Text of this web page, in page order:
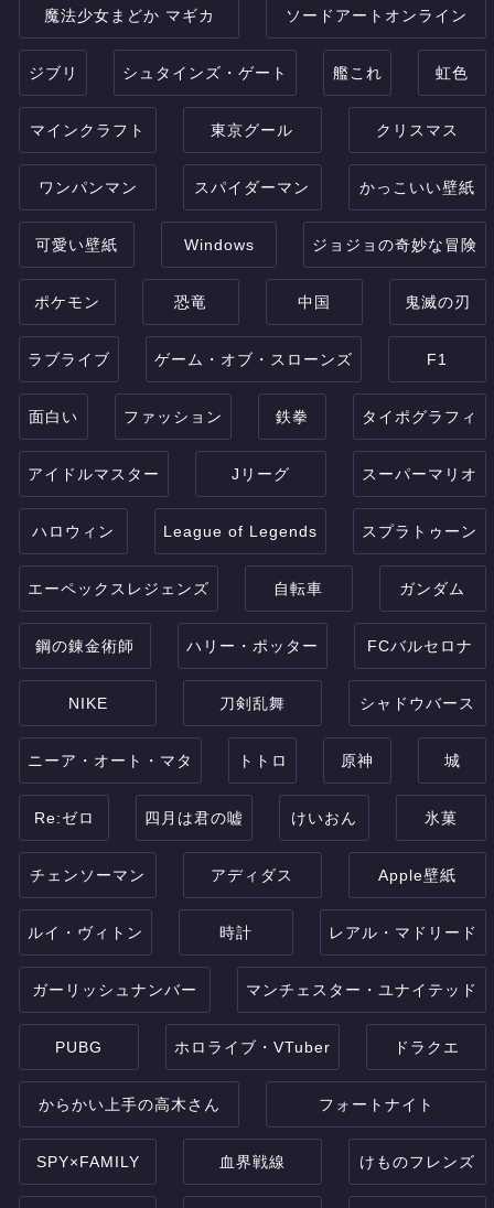
魔法少女まどか マギカ ソードアートオンライン
ジブリ シュタインズ・ゲート 艦これ 虹色
マインクラフト 東京グール クリスマス
ワンパンマン スパイダーマン かっこいい壁紙
可愛い壁紙 Windows ジョジョの奇妙な冒険
ポケモン 恐竜 中国 鬼滅の刃
ラブライブ ゲーム・オブ・スローンズ F1
面白い ファッション 鉄拳 タイポグラフィ
アイドルマスター Jリーグ スーパーマリオ
ハロウィン League of Legends スプラトゥーン
エーペックスレジェンズ 自転車 ガンダム
鋼の錬金術師 ハリー・ポッター FCバルセロナ
NIKE 刀剣乱舞 シャドウバース
ニーア・オート・マタ トトロ 原神 城
Re:ゼロ 四月は君の嘘 けいおん 氷菓
チェンソーマン アディダス Apple壁紙
ルイ・ヴィトン 時計 レアル・マドリード
ガーリッシュナンバー マンチェスター・ユナイテッド
PUBG ホロライブ・VTuber ドラクエ
からかい上手の高木さん フォートナイト
SPY×FAMILY 血界戦線 けものフレンズ